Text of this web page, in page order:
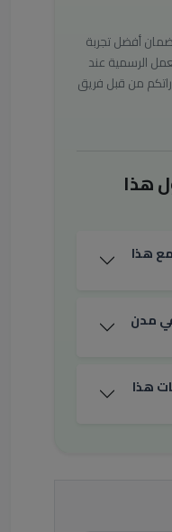
أفضل تجربة
الرسمية عند
من قبل فريق
هذا
هذا
مدن
هذا